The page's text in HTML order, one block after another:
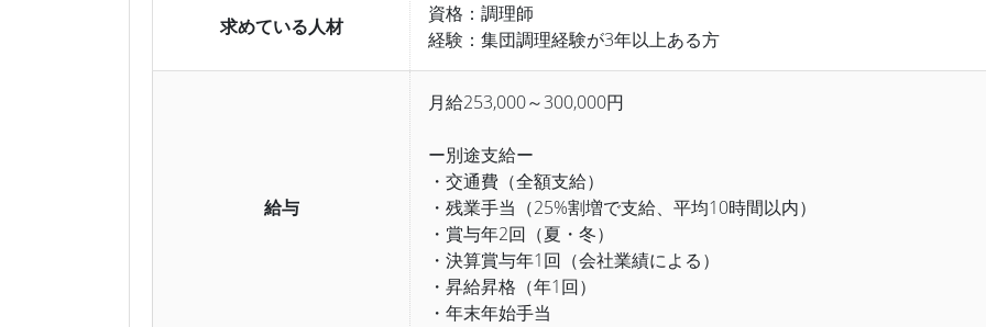
求めている人材
資格：調理師
経験：集団調理経験が3年以上ある方
給与
月給253,000～300,000円
ー別途支給ー
・交通費（全額支給）
・残業手当（25%割増で支給、平均10時間以内）
・賞与年2回（夏・冬）
・決算賞与年1回（会社業績による）
・昇給昇格（年1回）
・年末年始手当